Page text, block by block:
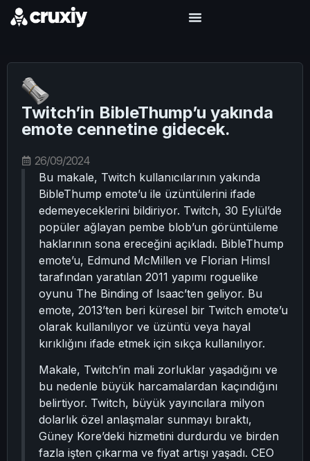
Twitch’in BibleThump’u yakında
emote cennetine gidecek.
26/09/2024
Bu makale, Twitch kullanıcılarının yakında
BibleThump emote’u ile üzüntülerini ifade
edemeyeceklerini bildiriyor. Twitch, 30 Eylül’de
popüler ağlayan pembe blob’un görüntüleme
haklarının sona ereceğini açıkladı. BibleThump
emote’u, Edmund McMillen ve Florian Himsl
tarafından yaratılan 2011 yapımı roguelike
oyunu The Binding of Isaac’ten geliyor. Bu
emote, 2013’ten beri küresel bir Twitch emote’u
olarak kullanılıyor ve üzüntü veya hayal
kırıklığını ifade etmek için sıkça kullanılıyor.
Makale, Twitch’in mali zorluklar yaşadığını ve
bu nedenle büyük harcamalardan kaçındığını
belirtiyor. Twitch, büyük yayıncılara milyon
dolarlık özel anlaşmalar sunmayı bıraktı,
Güney Kore’deki hizmetini durdurdu ve birden
fazla işten çıkarma ve fiyat artışı yaşadı. CEO